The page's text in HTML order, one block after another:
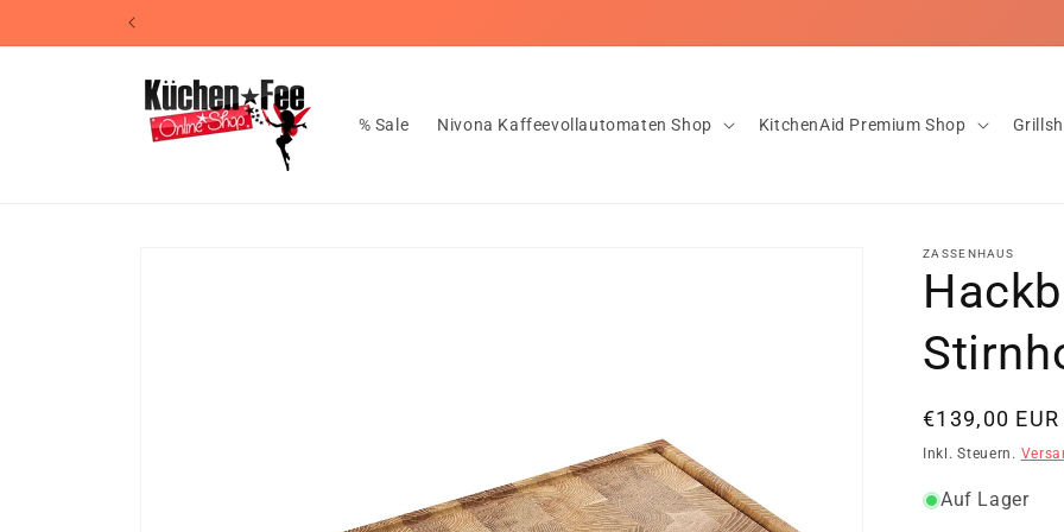
Inhalt
% Sale Nivona Kaffeevollautomaten Shop KitchenAid Premium Shop
ZASSENHAUS
Normaler
Preis
€139,00 EUR
Inkl. Steuern.
Auf Lager